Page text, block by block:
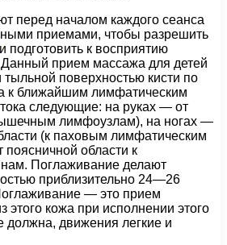
перед началом каждого сеанса
приемами, чтобы разрешить
и подготовить к восприятию
прием массажа для детей
поверхностью кисти по
к ближайшим лимфатическим
следующие: на руках — от
лимфоузлам), на ногах —
(к паховым лимфатическим
области к
Поглаживание делают
приблизительно 24—26
— это прием
этого кожа при исполнении этого
должна, движения легкие и